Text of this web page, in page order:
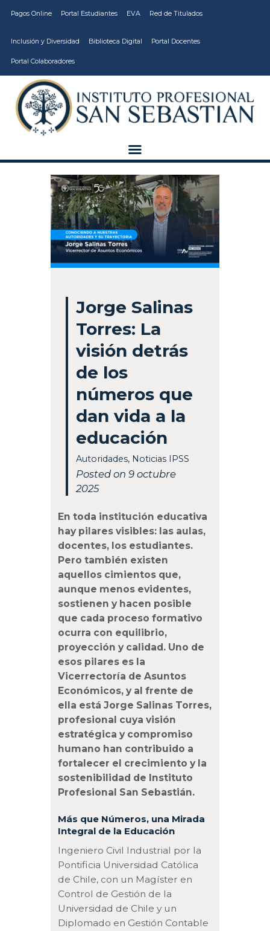
Pagos Online Portal Estudiantes EVA Red de Titulados
Inclusión y Diversidad Biblioteca Digital Portal Docentes
Portal Colaboradores
CARRERAS
VIDA ESTUDIANTIL
INSTITUCIÓN
VCM
EDUCACIÓN
CONTINUA
Jorge Salinas
Torres: La
visión detrás
de los
números que
dan vida a la
educación
Autoridades, Noticias IPSS
Posted on 9 octubre
2025
En toda institución educativa
hay pilares visibles: las aulas,
docentes, los estudiantes.
Pero también existen
aquellos cimientos que,
aunque menos evidentes,
sostienen y hacen posible
que cada proceso formativo
ocurra con equilibrio,
proyección y calidad. Uno de
esos pilares es la
Vicerrectoría de Asuntos
Económicos, y al frente de
ella está Jorge Salinas Torres,
profesional cuya visión
estratégica y compromiso
humano han contribuido a
fortalecer el crecimiento y la
sostenibilidad de Instituto
Profesional San Sebastián.
Más que Números, una Mirada
Integral de la Educación
Ingeniero Civil Industrial por la
Pontificia Universidad Católica
de Chile, con un Magíster en
Control de Gestión de la
Universidad de Chile y un
Diplomado en Gestión Contable